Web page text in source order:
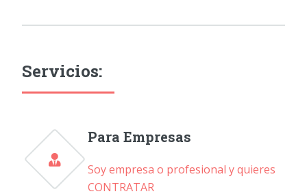
Servicios:
Para Empresas
Soy empresa o profesional y quieres
CONTRATAR